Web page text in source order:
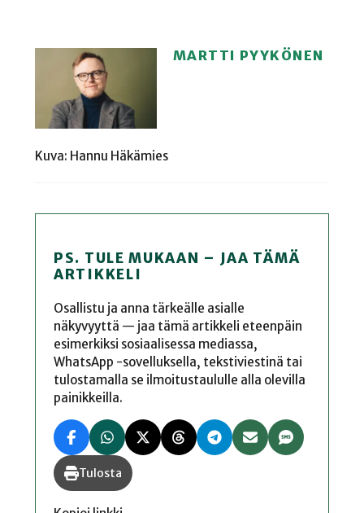
MARTTI PYYKÖNEN
Kuva: Hannu Häkämies
PS. TULE MUKAAN – JAA TÄMÄ
ARTIKKELI
Osallistu ja anna tärkeälle asialle
näkyvyyttä — jaa tämä artikkeli eteenpäin
esimerkiksi sosiaalisessa mediassa,
WhatsApp -sovelluksella, tekstiviestinä tai
tulostamalla se ilmoitustaululle alla olevilla
painikkeilla.
Tulosta